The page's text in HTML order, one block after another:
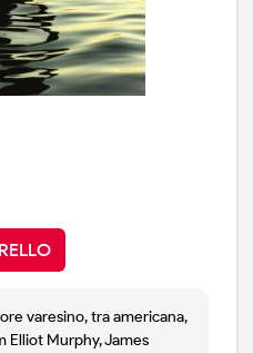
varesino, tra americana,
Elliot Murphy, James